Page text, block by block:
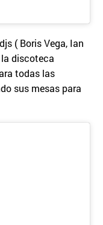
( Boris Vega, Ian
discoteca
todas las
sus mesas para